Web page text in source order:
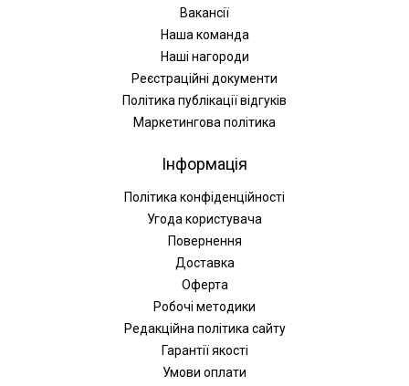
Вакансії
Наша команда
Наші нагороди
Реєстраційні документи
Політика публікації відгуків
Маркетингова політика
Інформація
Політика конфіденційності
Угода користувача
Повернення
Доставка
Оферта
Робочі методики
Редакційна політика сайту
Гарантії якості
Умови оплати